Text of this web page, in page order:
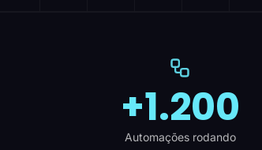
+1.200
Automações rodando